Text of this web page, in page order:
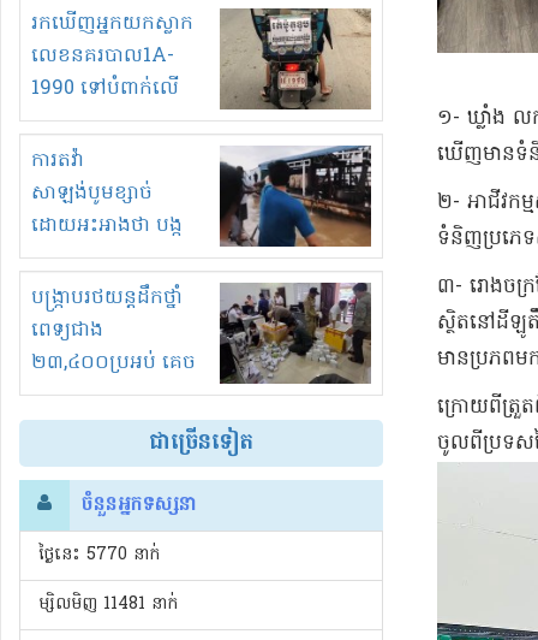
រកឃើញអ្នកយកស្លាក
លេខនគរបាល1A-
1990 ទៅបំពាក់លើ
ម៉ូតូរបស់ខ្លួន ដាកផ្លាក
រត់ឌុបហើយ
ការតវ៉ា
សាឡង់បូមខ្សាច់
ដោយអះអាងថា បង្ក
បាក់ច្រាំងទន្លេ និង
រំខានទាំងយប់ទាំងថ្ងៃ
បង្ក្រាបរថយន្តដឹកថ្នាំ
ពេទ្យជាង
២៣,៤០០ប្រអប់ គេច
ពន្ធនិងអត់ច្បាប់នាំ
ចូល!?
ជាច្រើនទៀត
ចំនួនអ្នកទស្សនា
ថ្ងៃនេះ​ 5770 នាក់
ម្សិលមិញ 11481 នាក់
១- ឃ្លាំង ល
ឃើញមានទំនិ
២- អាជីវក
ទំនិញប្រភេ
៣- រោងចក្
ស្ថិតនៅដីឡូ
មានប្រភពម
ក្រោយពីត្រួ
ចូលពីប្រទស